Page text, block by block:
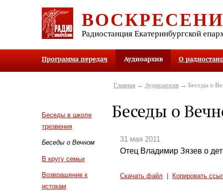
Радиостанция Екатеринбургской
Программа передач Аудиоархив О
Беседы в школе
трезвения
Беседы о Вечном
В кругу семьи
Возвращение к
истокам
Главная→ Аудиоархив→ Беседы о
Беседы о
31 мая 2011
Отец Владимир Зязев о
Скачать файл Копировать